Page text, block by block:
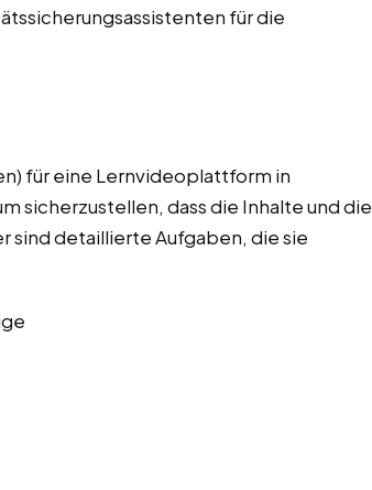
für die
für eine Lernvideoplattform in
sicherzustellen, dass die Inhalte und die
sind detaillierte Aufgaben, die sie